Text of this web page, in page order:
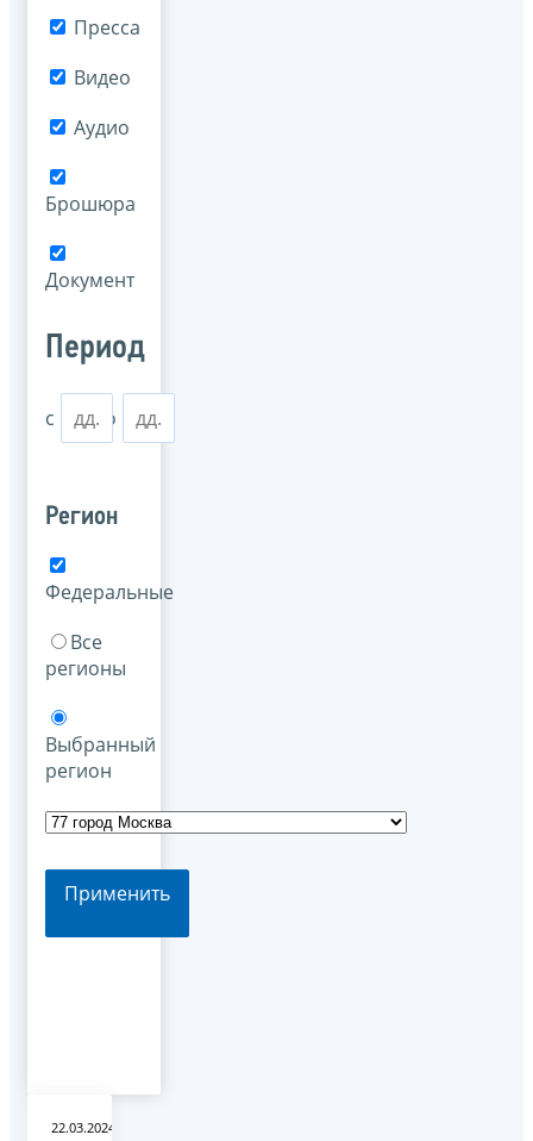
Пресса
Видео
Аудио
Брошюра
Документ
Период
с по
Регион
Федеральные
Все
регионы
Выбранный
регион
Применить
22.03.2024